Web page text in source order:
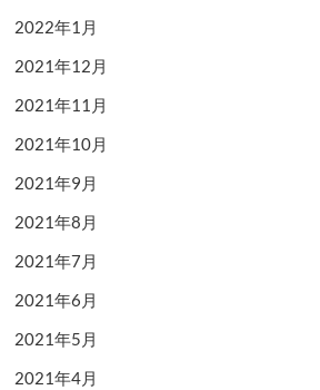
2022年1月
2021年12月
2021年11月
2021年10月
2021年9月
2021年8月
2021年7月
2021年6月
2021年5月
2021年4月